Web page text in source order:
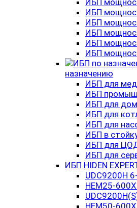
ИБП
ИБП
ИБП
ИБП
ИБП
ИБП
назначению
ИБП для
ИБП
ИБП для
ИБП для
ИБП для
ИБП в
ИБП для
ИБП для
ИБП HIDEN
UDC9200H
HEM25-
HEM50-